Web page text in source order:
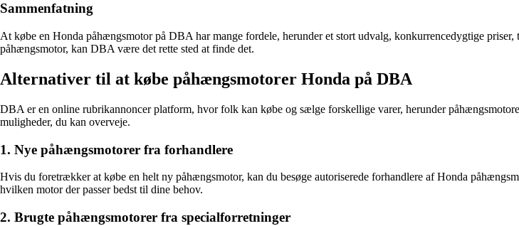
Sammenfatning
At købe en Honda påhængsmotor på DBA har mange fordele, herunder et stort udvalg, konkurrencedygtige
påhængsmotor, kan DBA være det rette sted at finde det.
Alternativer til at købe påhængsmotorer Honda på DBA
DBA er en online rubrikannoncer platform, hvor folk kan købe og sælge forskellige varer, herunder
muligheder, du kan overveje.
1. Nye påhængsmotorer fra forhandlere
Hvis du foretrækker at købe en helt ny påhængsmotor, kan du besøge autoriserede forhandlere af Honda
hvilken motor der passer bedst til dine behov.
2. Brugte påhængsmotorer fra specialforretninger